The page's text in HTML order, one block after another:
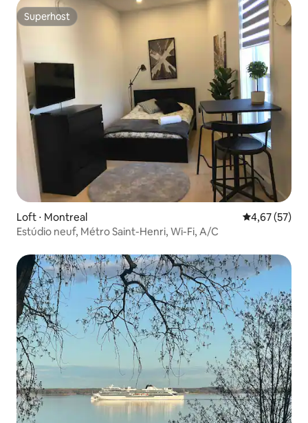
Superhost
Superhost
Loft ⋅ Montreal 4,67 de uma
4,67 (57)
Estúdio neuf, Métro Saint-Henri, Wi-Fi, A/C